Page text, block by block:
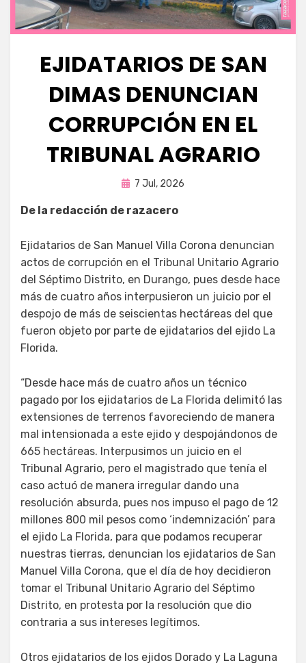
EJIDATARIOS DE SAN
DIMAS DENUNCIAN
CORRUPCIÓN EN EL
TRIBUNAL AGRARIO
porFernando Miranda Servín
Publicada
7 Jul, 2026
De la redacción de razacero
Ejidatarios de San Manuel Villa Corona denuncian
actos de corrupción en el Tribunal Unitario Agrario
del Séptimo Distrito, en Durango, pues desde hace
más de cuatro años interpusieron un juicio por el
despojo de más de seiscientas hectáreas del que
fueron objeto por parte de ejidatarios del ejido La
Florida.
“Desde hace más de cuatro años un técnico
pagado por los ejidatarios de La Florida delimitó las
extensiones de terrenos favoreciendo de manera
mal intensionada a este ejido y despojándonos de
665 hectáreas. Interpusimos un juicio en el
Tribunal Agrario, pero el magistrado que tenía el
caso actuó de manera irregular dando una
resolución absurda, pues nos impuso el pago de 12
millones 800 mil pesos como ‘indemnización’ para
el ejido La Florida, para que podamos recuperar
nuestras tierras, denuncian los ejidatarios de San
Manuel Villa Corona, que el día de hoy decidieron
tomar el Tribunal Unitario Agrario del Séptimo
Distrito, en protesta por la resolución que dio
contraria a sus intereses legítimos.
Otros ejidatarios de los ejidos Dorado y La Laguna